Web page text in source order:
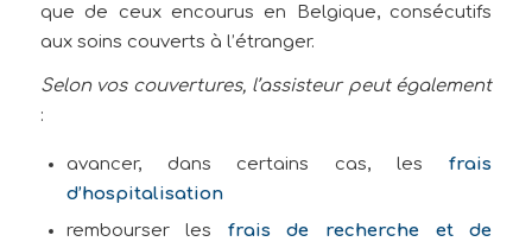
que de ceux encourus en Belgique, consécutifs
aux soins couverts à l’étranger.
Selon vos couvertures, l’assisteur peut également
:
avancer, dans certains cas, lesfrais
d’hospitalisation
rembourser les frais de recherche et de